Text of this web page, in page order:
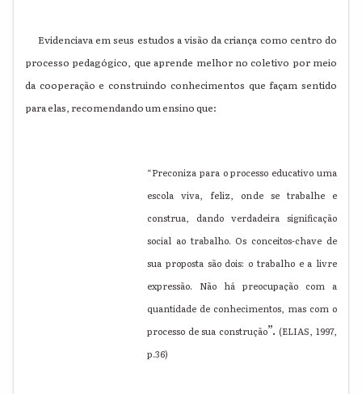
Evidenciava em seus estudos a visão da criança como centro do
processo pedagógico, que aprende melhor no coletivo por meio
da cooperação e construindo conhecimentos que façam sentido
para elas, recomendando um ensino que:
“Preconiza para o processo educativo uma
escola viva, feliz, onde se trabalhe e
construa, dando verdadeira significação
social ao trabalho. Os conceitos-chave de
sua proposta são dois: o trabalho e a livre
expressão. Não há preocupação com a
quantidade de conhecimentos, mas com o
processo de sua construção”.(ELIAS, 1997,
p.36)